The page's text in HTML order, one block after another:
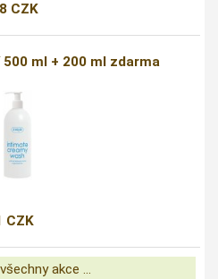
CZK
ml + 200 ml zdarma
CZK
akce ...